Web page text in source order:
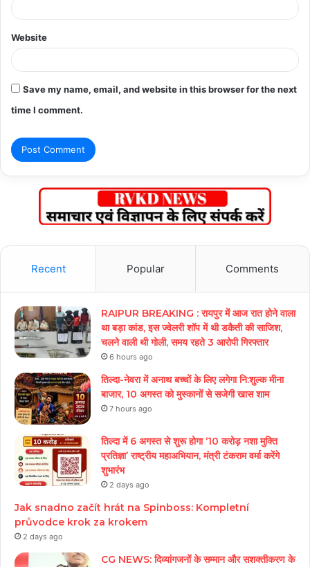
Website
Save my name, email, and website in this browser for the next
time I comment.
Recent Popular Comments
RAIPUR BREAKING : रायपुर में आज रात होने वाला
था बड़ा कांड, इस ज्वेलरी शॉप में थी डकैती की साजिश,
चलने वाली थी गोली, समय रहते 3 आरोपी गिरफ्तार
6 hours ago
तिल्दा-नेवरा में अनाथ बच्चों के लिए लगेगा नि:शुल्क मीना
बाजार, 10 अगस्त को मुस्कानों से सजेगी खास शाम
7 hours ago
तिल्दा में 6 अगस्त से शुरू होगा ‘10 करोड़ नशा मुक्ति
प्रतिज्ञा’ राष्ट्रीय महाअभियान, मंत्री टंकराम वर्मा करेंगे
शुभारंभ
2 days ago
Jak snadno začít hrát na Spinboss: Kompletní
průvodce krok za krokem
2 days ago
CG NEWS: दिव्यांगजनों के सम्मान और सशक्तीकरण के